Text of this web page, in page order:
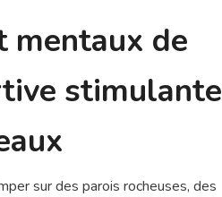
mentaux de
stimulante
sur des parois rocheuses, des